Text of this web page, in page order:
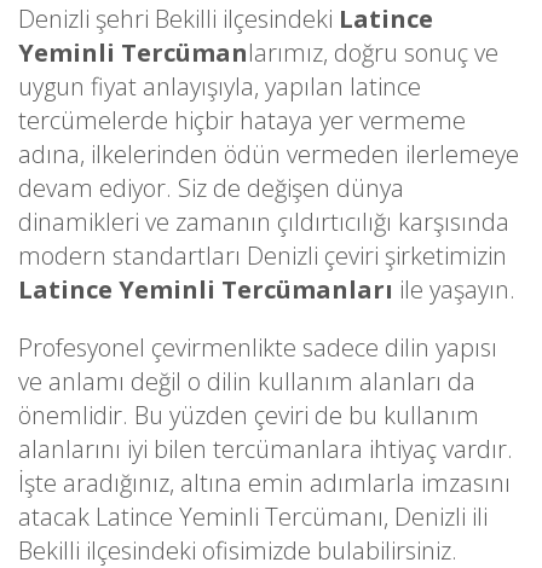
Denizli şehri Bekilli ilçesindeki Latince
Yeminli Tercümanlarımız, doğru sonuç ve
uygun fiyat anlayışıyla, yapılan latince
tercümelerde hiçbir hataya yer vermeme
adına, ilkelerinden ödün vermeden ilerlemeye
devam ediyor. Siz de değişen dünya
dinamikleri ve zamanın çıldırtıcılığı karşısında
modern standartları Denizli çeviri şirketimizin
Latince Yeminli Tercümanları ile yaşayın.
Profesyonel çevirmenlikte sadece dilin yapısı
ve anlamı değil o dilin kullanım alanları da
önemlidir. Bu yüzden çeviri de bu kullanım
alanlarını iyi bilen tercümanlara ihtiyaç vardır.
İşte aradığınız, altına emin adımlarla imzasını
atacak Latince Yeminli Tercümanı, Denizli ili
Bekilli ilçesindeki ofisimizde bulabilirsiniz.